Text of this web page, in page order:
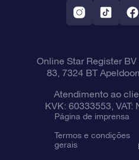
Online Star Register BV
83, 7324 BT
Atendimento ao
KVK: 60333553, VAT:
Página de imprensa
Termos e condições
gerais